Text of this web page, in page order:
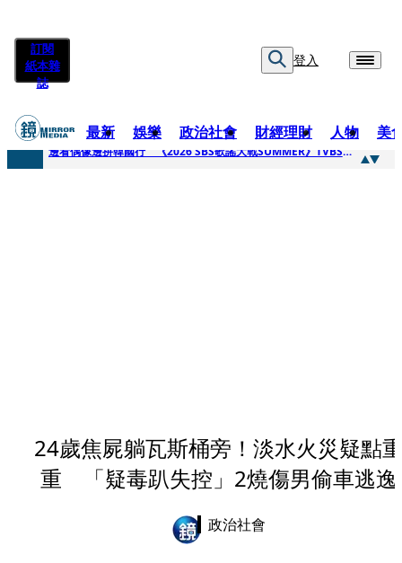
訂閱
紙本雜
誌
登入
最新 娛樂 政治社會 財經理財 人物 美
快訊
邊看偶像邊拚韓國行 《2026 SBS歌謠大戰SUMMER》TVBS直播祭追星福利
24歲焦屍躺瓦斯桶旁！淡水火災疑點
重 「疑毒趴失控」2燒傷男偷車逃逸
政治社會